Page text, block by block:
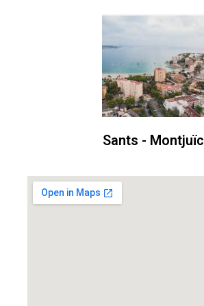
Sants - Montjuïc